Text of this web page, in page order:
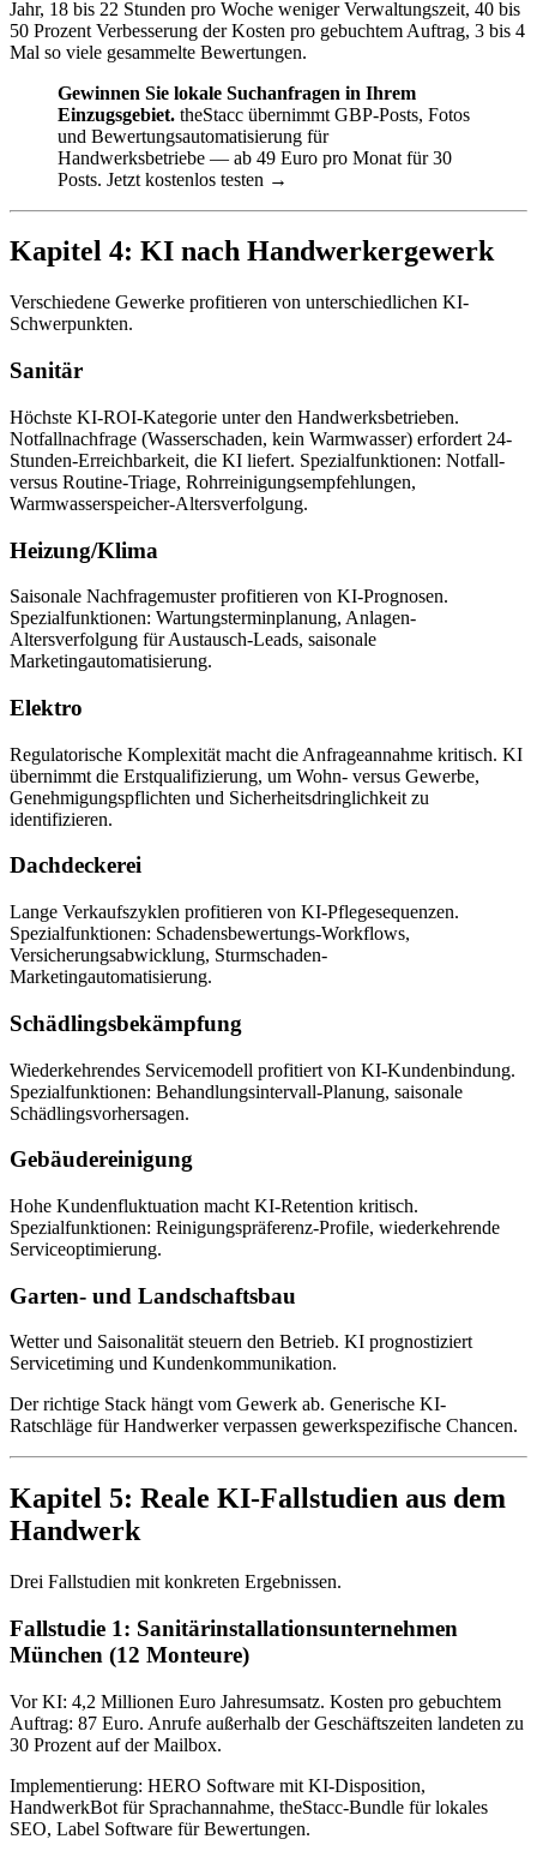
Jahr, 18 bis 22 Stunden pro Woche weniger Verwaltungszeit, 40 bis
50 Prozent Verbesserung der Kosten pro gebuchtem Auftrag, 3 bis 4
Mal so viele gesammelte Bewertungen.
Gewinnen Sie lokale Suchanfragen in Ihrem
Einzugsgebiet. theStacc übernimmt GBP-Posts, Fotos
und Bewertungsautomatisierung für
Handwerksbetriebe — ab 49 Euro pro Monat für 30
Posts. Jetzt kostenlos testen →
Kapitel 4: KI nach Handwerkergewerk
Verschiedene Gewerke profitieren von unterschiedlichen KI-
Schwerpunkten.
Sanitär
Höchste KI-ROI-Kategorie unter den Handwerksbetrieben.
Notfallnachfrage (Wasserschaden, kein Warmwasser) erfordert 24-
Stunden-Erreichbarkeit, die KI liefert. Spezialfunktionen: Notfall-
versus Routine-Triage, Rohrreinigungsempfehlungen,
Warmwasserspeicher-Altersverfolgung.
Heizung/Klima
Saisonale Nachfragemuster profitieren von KI-Prognosen.
Spezialfunktionen: Wartungsterminplanung, Anlagen-
Altersverfolgung für Austausch-Leads, saisonale
Marketingautomatisierung.
Elektro
Regulatorische Komplexität macht die Anfrageannahme kritisch. KI
übernimmt die Erstqualifizierung, um Wohn- versus Gewerbe,
Genehmigungspflichten und Sicherheitsdringlichkeit zu
identifizieren.
Dachdeckerei
Lange Verkaufszyklen profitieren von KI-Pflegesequenzen.
Spezialfunktionen: Schadensbewertungs-Workflows,
Versicherungsabwicklung, Sturmschaden-
Marketingautomatisierung.
Schädlingsbekämpfung
Wiederkehrendes Servicemodell profitiert von KI-Kundenbindung.
Spezialfunktionen: Behandlungsintervall-Planung, saisonale
Schädlingsvorhersagen.
Gebäudereinigung
Hohe Kundenfluktuation macht KI-Retention kritisch.
Spezialfunktionen: Reinigungspräferenz-Profile, wiederkehrende
Serviceoptimierung.
Garten- und Landschaftsbau
Wetter und Saisonalität steuern den Betrieb. KI prognostiziert
Servicetiming und Kundenkommunikation.
Der richtige Stack hängt vom Gewerk ab. Generische KI-
Ratschläge für Handwerker verpassen gewerkspezifische Chancen.
Kapitel 5: Reale KI-Fallstudien aus dem
Handwerk
Drei Fallstudien mit konkreten Ergebnissen.
Fallstudie 1: Sanitärinstallationsunternehmen
München (12 Monteure)
Vor KI: 4,2 Millionen Euro Jahresumsatz. Kosten pro gebuchtem
Auftrag: 87 Euro. Anrufe außerhalb der Geschäftszeiten landeten zu
30 Prozent auf der Mailbox.
Implementierung: HERO Software mit KI-Disposition,
HandwerkBot für Sprachannahme, theStacc-Bundle für lokales
SEO, Label Software für Bewertungen.